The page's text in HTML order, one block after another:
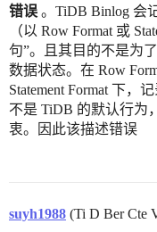
错误 。TiDB Binlog 会
（以 Row Format 或
句”。且其目的不是为
数据状态。在 Row
Statement Format 下，
不是 TiDB 的默认行为
衷。因此该描述错误
suyh1988 (Ti D Ber Cte